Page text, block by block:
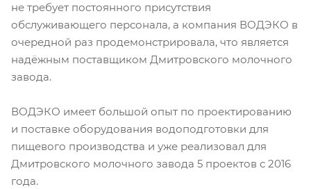
не требует постоянного присутствия
обслуживающего персонала, а компания ВОДЭКО в
очередной раз продемонстрировала, что является
надёжным поставщиком Дмитровского молочного
завода.
ВОДЭКО имеет большой опыт по проектированию
и поставке оборудования водоподготовки для
пищевого производства и уже реализовал для
Дмитровского молочного завода 5 проектов с 2016
года.